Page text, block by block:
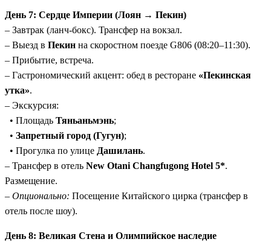
День 7: Сердце Империи (Лоян → Пекин)
– Завтрак (ланч-бокс). Трансфер на вокзал.
– Выезд в Пекин на скоростном поезде G806 (08:20–11:30).
– Прибытие, встреча.
– Гастрономический акцент: обед в ресторане «Пекинская
утка».
– Экскурсия:
• Площадь Тяньаньмэнь;
• Запретный город (Гугун);
• Прогулка по улице Дашилань.
– Трансфер в отель New Otani Changfugong Hotel 5*.
Размещение.
– Опционально: Посещение Китайского цирка (трансфер в
отель после шоу).
День 8: Великая Стена и Олимпийское наследие